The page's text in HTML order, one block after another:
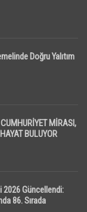
Doğru Yalıtım
MİRASI,
BULUYOR
Güncellendi:
86. Sırada